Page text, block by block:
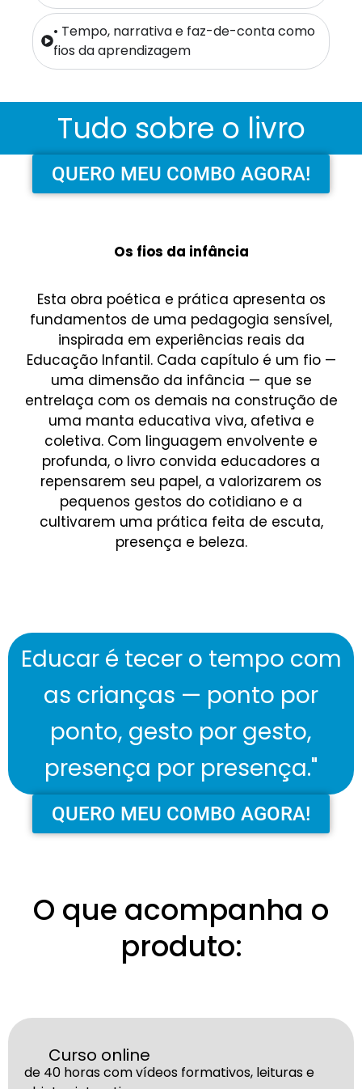
• Tempo, narrativa e faz-de-conta como
fios da aprendizagem
Tudo sobre o livro
QUERO MEU COMBO AGORA!
Os fios da infância
Esta obra poética e prática apresenta os
fundamentos de uma pedagogia sensível,
inspirada em experiências reais da
Educação Infantil. Cada capítulo é um fio —
uma dimensão da infância — que se
entrelaça com os demais na construção de
uma manta educativa viva, afetiva e
coletiva. Com linguagem envolvente e
profunda, o livro convida educadores a
repensarem seu papel, a valorizarem os
pequenos gestos do cotidiano e a
cultivarem uma prática feita de escuta,
presença e beleza.
Educar é tecer o tempo com
as crianças — ponto por
ponto, gesto por gesto,
presença por presença."
QUERO MEU COMBO AGORA!
O que acompanha o
produto:
Curso online
de 40 horas com vídeos formativos, leituras e